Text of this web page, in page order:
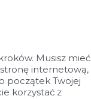
Musisz mieć
internetową,
początek Twojej
korzystać z